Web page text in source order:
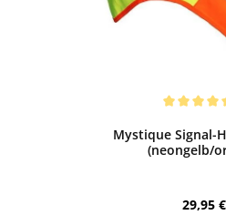
Mystique Signal-
(neongelb/
29,95 €